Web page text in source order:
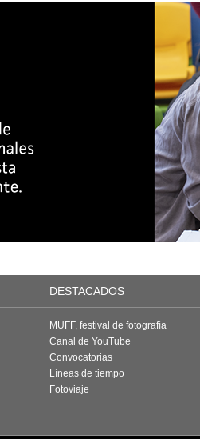
DESTACADOS
MUFF, festival de fotografía
Canal de YouTube
Convocatorias
Líneas de tiempo
Fotoviaje